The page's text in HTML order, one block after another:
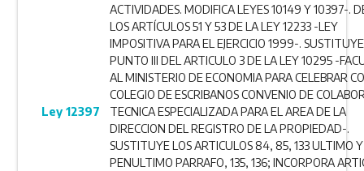
Ley 12397
ACTIVIDADES. MODIFICA LEYES 10149 Y 10397-.
LOS ARTÍCULOS 51 Y 53 DE LA LEY 12233 -LEY
IMPOSITIVA PARA EL EJERCICIO 1999-.
PUNTO III DEL ARTICULO 3 DE LA LEY 10295 -
AL MINISTERIO DE ECONOMIA PARA CELEBRAR
COLEGIO DE ESCRIBANOS CONVENIO DE
TECNICA ESPECIALIZADA PARA EL AREA DE LA
DIRECCION DEL REGISTRO DE LA PROPIEDAD-.
SUSTITUYE LOS ARTICULOS 84, 85, 133 ULTIMO Y
PENULTIMO PARRAFO, 135, 136; INCORPORA